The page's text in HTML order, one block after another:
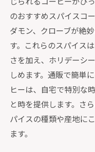
のおすすめスパイスコ
ダモン、クローブが絶
す。これらのスパイス
さを加え、ホリデーシ
しめます。通販で簡単
ヒーは、自宅で特別な
と時を提供します。さ
パイスの種類や産地に
ます。